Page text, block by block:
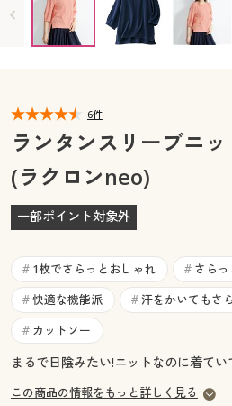
カタログ無料プレゼント
マイページ
閲覧履歴
お気に入り
サポート
ご利用ガイド
よくある質問とお問い合わせ
会員メニュー
閲覧履歴
お気に入り
サポート
よくある質問とお問い合わせ
6件
ランタンスリーブニ
(ラクロンneo)
一部ポイント対象外
# 1枚でさらっとおしゃれ # さら
# 快適な機能派 # 汗をかいてもさ
# カットソー
まるで日陰みたい!ニットなのに着てい
この商品の情報をもっと詳しく見る